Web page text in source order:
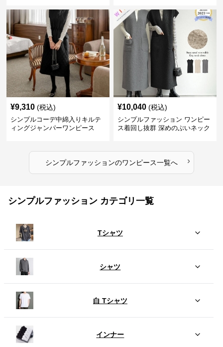
¥9,310 (税込)
シンプルコーデ中綿入りキルテ
ィングジャンパーワンピース
¥10,040 (税込)
シンプルファッション ワンピー
ス着回し抜群 深めのぶいネック
シンプルファッションのワンピース一覧へ ›
シンプルファッション カテゴリ一覧
Tシャツ
シャツ
白 Tシャツ
インナー